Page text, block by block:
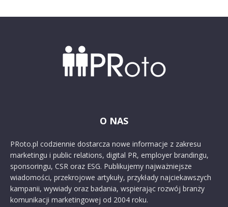
O NAS
PRoto.pl codziennie dostarcza nowe informacje z zakresu
marketingu i public relations, digital PR, employer brandingu,
sponsoringu, CSR oraz ESG. Publikujemy najważniejsze
wiadomości, przekrojowe artykuły, przykłady najciekawszych
kampanii, wywiady oraz badania, wspierając rozwój branży
komunikacji marketingowej od 2004 roku.